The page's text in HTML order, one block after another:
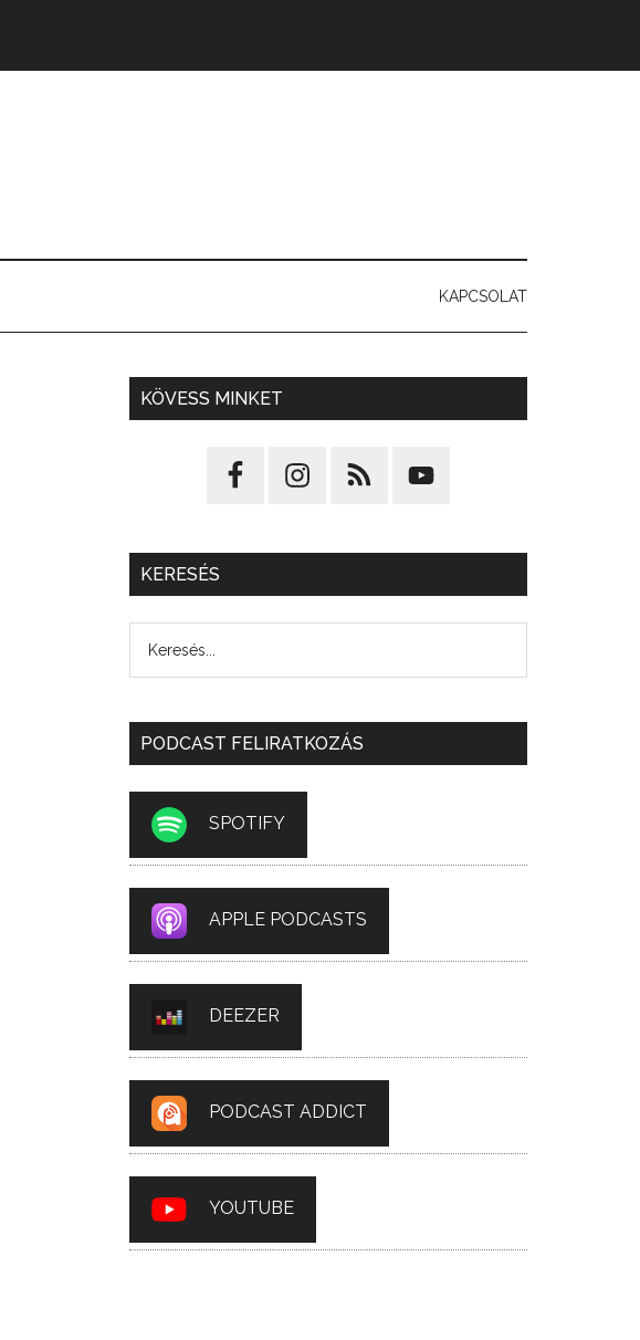
KAPCSOLAT
KÖVESS MINKET
KERESÉS
PODCAST FELIRATKOZÁS
SPOTIFY
APPLE PODCASTS
DEEZER
PODCAST ADDICT
YOUTUBE